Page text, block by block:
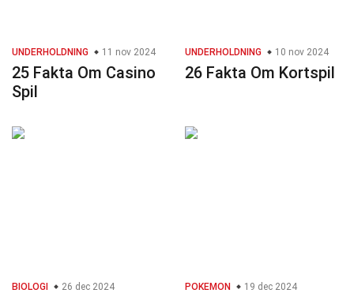
UNDERHOLDNING 11 nov 2024
25 Fakta Om Casino
Spil
UNDERHOLDNING 10 nov 2024
26 Fakta Om Kortspil
BIOLOGI 26 dec 2024 POKEMON 19 dec 2024